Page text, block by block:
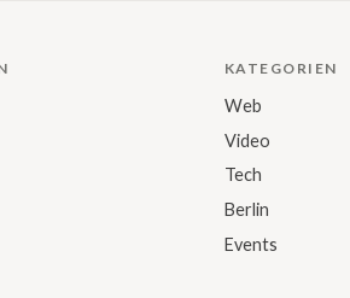
KATEGORIEN
Web
Video
Tech
Berlin
Events